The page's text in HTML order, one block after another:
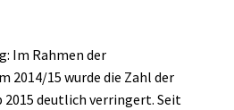
Im Rahmen der
2014/15 wurde die Zahl der
2015 deutlich verringert. Seit